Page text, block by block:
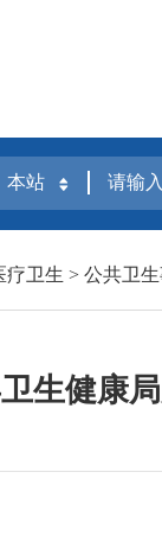
疗卫生 > 公共卫
生健康